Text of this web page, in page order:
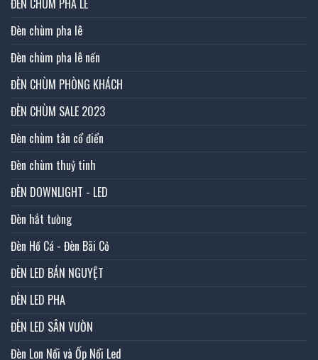
ĐÈN CHÙM PHA LÊ
Đèn chùm pha lê
Đèn chùm pha lê nến
ĐÈN CHÙM PHÒNG KHÁCH
ĐÈN CHÙM SALE 2023
Đèn chùm tân cổ điển
Đèn chùm thuỷ tinh
ĐÈN DOWNLIGHT - LED
Đèn hắt tường
Đèn Hồ Cá - Đèn Bãi Cỏ
ĐÈN LED BÁN NGUYỆT
ĐÈN LED PHA
ĐÈN LED SÂN VƯỜN
Đèn Lon Nổi và Ốp Nổi Led